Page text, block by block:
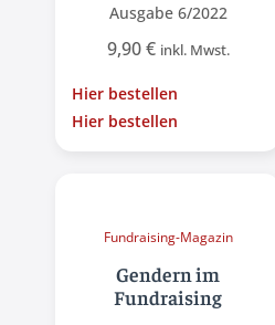
Ausgabe 6/2022
9,90€ inkl. Mwst.
Hier bestellen
Hier bestellen
Fundraising-Magazin
Gendern im
Fundraising